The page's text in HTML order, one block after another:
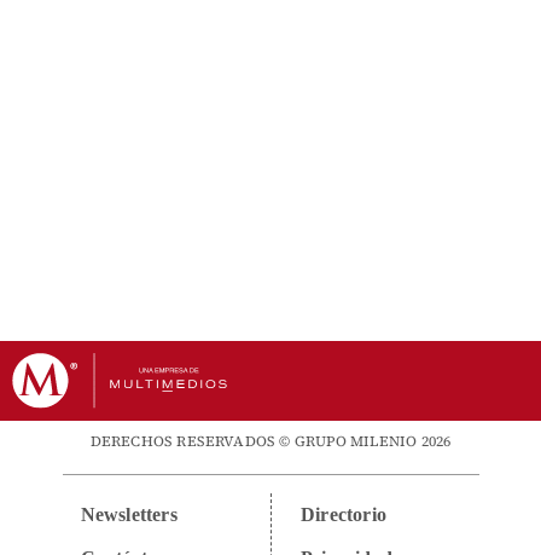
DERECHOS RESERVADOS © GRUPO MILENIO 2026
Newsletters Directorio